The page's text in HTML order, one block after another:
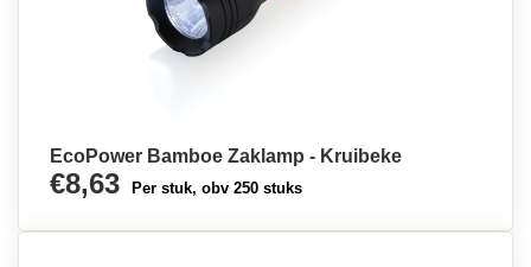
EcoPower Bamboe Zaklamp - Kruibeke
€8,63 Per stuk, obv 250 stuks